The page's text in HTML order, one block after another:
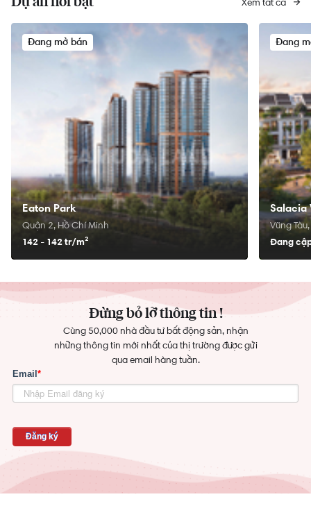
Đang mở bán
Eaton Park
Quận 2, Hồ Chí Minh
142 - 142 tr/m²
Đang
Salacia
Vũng
Đang
Đừng bỏ lỡ thông tin !
Cùng 50,000 nhà đầu tư bất động sản, nhận
những thông tin mới nhất của thị trường được gửi
qua email hàng tuần.